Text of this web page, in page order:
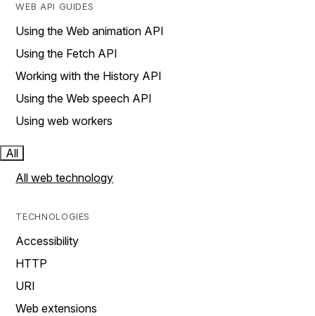
WEB API GUIDES
Using the Web animation API
Using the Fetch API
Working with the History API
Using the Web speech API
Using web workers
All
All web technology
TECHNOLOGIES
Accessibility
HTTP
URI
Web extensions